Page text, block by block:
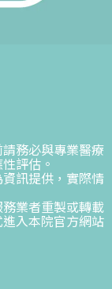
務必與專業醫療
評估。
訊提供，實際情
業者重製或轉載
入本院官方網站